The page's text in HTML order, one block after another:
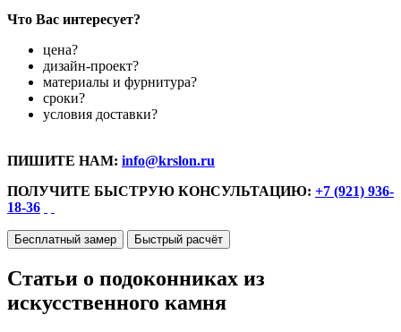
Что Вас интересует?
цена?
дизайн-проект?
материалы и фурнитура?
сроки?
условия доставки?
ПИШИТЕ НАМ: info@krslon.ru
ПОЛУЧИТЕ БЫСТРУЮ КОНСУЛЬТАЦИЮ: +7 (921) 936-
18-36
Бесплатный замер Быстрый расчёт
Статьи о подоконниках из
искусственного камня